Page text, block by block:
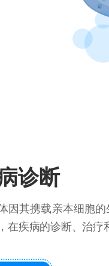
诊断
因其携载亲本细胞
在疾病的诊断、治疗